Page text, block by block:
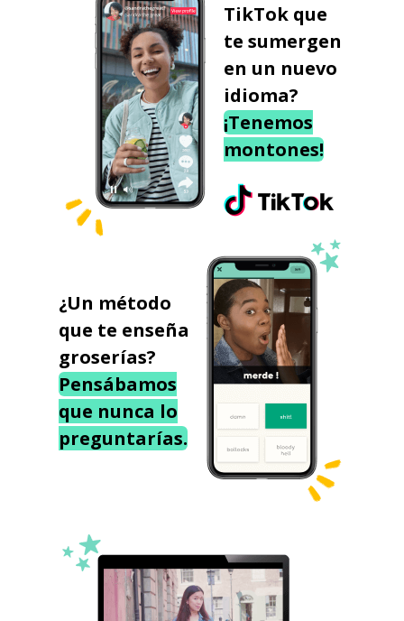
TikTok que
te sumergen
en un nuevo
idioma?
¡Tenemos
montones!
¿Un método
que te enseña
groserías?
Pensábamos
que nunca lo
preguntarías.